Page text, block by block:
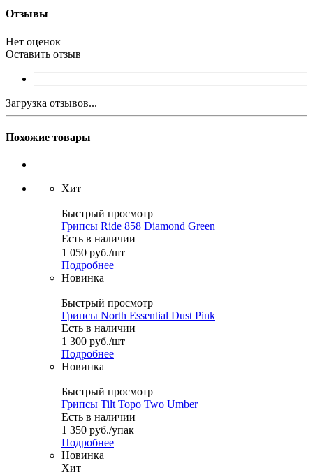
Отзывы
Нет оценок
Оставить отзыв
Загрузка отзывов...
Похожие товары
Хит
Быстрый просмотр
Грипсы Ride 858 Diamond Green
Есть в наличии
1 050 руб./шт
Подробнее
Новинка
Быстрый просмотр
Грипсы North Essential Dust Pink
Есть в наличии
1 300 руб./шт
Подробнее
Новинка
Быстрый просмотр
Грипсы Tilt Topo Two Umber
Есть в наличии
1 350 руб./упак
Подробнее
Новинка
Хит